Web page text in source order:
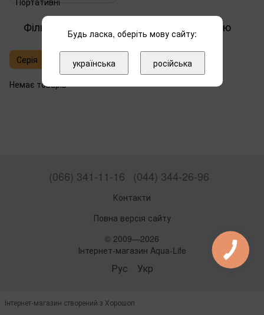
Фільтр За популярністю
Серія
Немає товарів
(066) 341-11-16 (044) 344-26-96
Контакти
Повна версія сайту
© 2009—2026
Інтернет-магазин Aqua-Life
Рус Укр
Інтернет-магазин створений з Хорошоп
Будь ласка, оберіть мову сайту:
українська російська